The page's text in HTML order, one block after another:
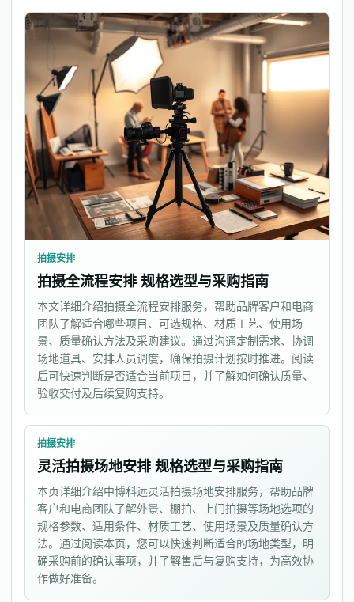
拍摄安排
拍摄全流程安排 规格选型与采购指南
本文详细介绍拍摄全流程安排服务，帮助品牌客户和电商
团队了解适合哪些项目、可选规格、材质工艺、使用场
景、质量确认方法及采购建议。通过沟通定制需求、协调
场地道具、安排人员调度，确保拍摄计划按时推进。阅读
后可快速判断是否适合当前项目，并了解如何确认质量、
验收交付及后续复购支持。
拍摄安排
灵活拍摄场地安排 规格选型与采购指南
本页详细介绍中博科远灵活拍摄场地安排服务，帮助品牌
客户和电商团队了解外景、棚拍、上门拍摄等场地选项的
规格参数、适用条件、材质工艺、使用场景及质量确认方
法。通过阅读本页，您可以快速判断适合的场地类型，明
确采购前的确认事项，并了解售后与复购支持，为高效协
作做好准备。